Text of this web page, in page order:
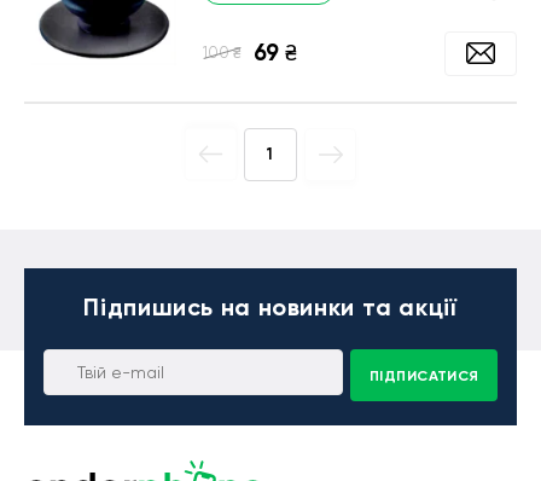
100 ₴ 69 ₴
1
Підпишись на новинки та акції
ПІДПИСАТИСЯ